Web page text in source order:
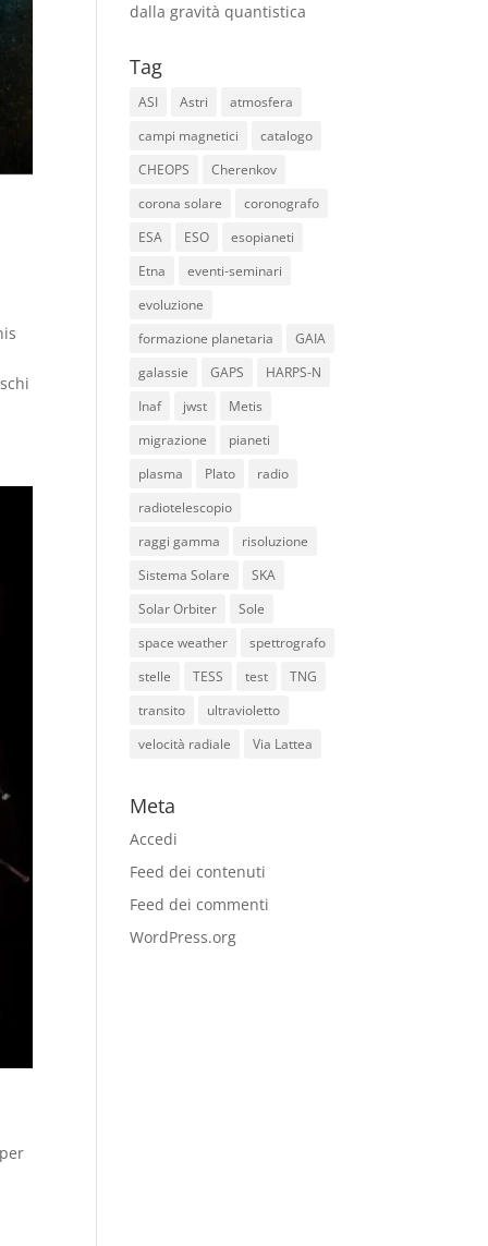
dalla gravità quantistica
Tag
ASI Astri
atmosfera
campi magnetici
catalogo
CHEOPS
Cherenkov
corona solare
coronografo
ESA
ESO
esopianeti
Etna
eventi-seminari
evoluzione
formazione planetaria
GAIA
galassie
GAPS
HARPS-N
Inaf
jwst
Metis
migrazione
pianeti
plasma
Plato
radio
radiotelescopio
raggi gamma
risoluzione
Sistema Solare
SKA
Solar Orbiter
Sole
space weather
spettrografo
stelle
TESS test
TNG
transito
ultravioletto
velocità radiale
Via Lattea
Meta
Accedi
Feed dei contenuti
Feed dei commenti
WordPress.org